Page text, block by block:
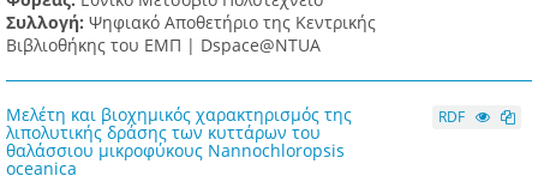
Συλλογή: Ψηφιακό Αποθετήριο της Κεντρικής
Βιβλιοθήκης του ΕΜΠ | Dspace@NTUA
Μελέτη και βιοχημικός χαρακτηρισμός της
λιπολυτικής δράσης των κυττάρων του
θαλάσσιου μικροφύκους Nannochloropsis
oceanica
RDF